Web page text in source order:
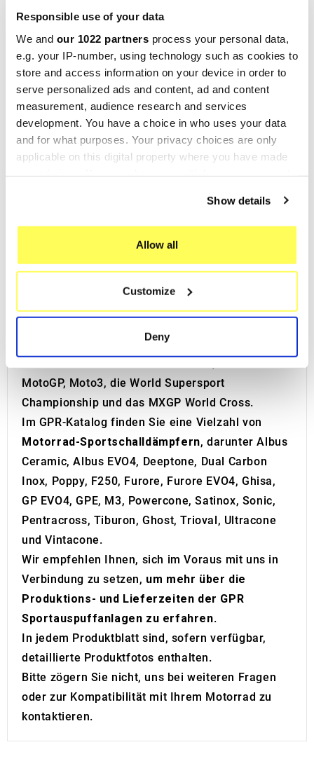
Responsible use of your data
We and our 1022 partners process your personal data,
e.g. your IP-number, using technology such as cookies to
store and access information on your device in order to
serve personalized ads and content, ad and content
measurement, audience research and services
development. You have a choice in who uses your data
and for what purposes. Your privacy choices are only
applicable on this digital property where you have made
If you allow, we would also like to:
which can be accurate to within several meters
Identify your device by actively scanning it for
specific characteristics (fingerprinting)
Find out more about how your personal data is processed
and set your preferences in the
We use cookies to personalise content and ads, to
provide social media features and to analyse our traffic.
our social media, advertising and analytics partners who
may combine it with other information that you’ve
provided to them or that they’ve collected from your use
of their services.
Show details
Allow all
Customize
Deny
2 Jahre Garantie.
Auspuff Schalldämpfer Endschalldämpfer
Sportschalldämpfer
GPR , ein führender Anbieter von Schalldämpfern
und Krümmern für Motorräder, hat seinen Sitz in
Cerro al Lambro, in der Provinz Mailand, Italien.
Die Geschichte dieses italienischen
Investitionen seit den 2000er Jahren konnte es
den Produktionsprozess optimieren, die ISO9001-
Zertifizierung erlangen und seine
Sportauspuffanlagenvollständig aus Titan und
Edelstahl herstellen. Zudem ist GPR auch in der
GPR ist in vielen der bekanntesten
MotoGP, Moto3, die World Supersport
Championship und das MXGP World Cross.
Im GPR-Katalog finden Sie eine Vielzahl von
Motorrad-Sportschalldämpfern, darunter Albus
Ceramic, Albus EVO4, Deeptone, Dual Carbon
Inox, Poppy, F250, Furore, Furore EVO4, Ghisa,
GP EVO4, GPE, M3, Powercone, Satinox, Sonic,
Pentracross, Tiburon, Ghost, Trioval, Ultracone
und Vintacone.
Wir empfehlen Ihnen, sich im Voraus mit uns in
Verbindung zu setzen, um mehr über die
Produktions- und Lieferzeiten der GPR
Sportauspuffanlagen zu erfahren.
In jedem Produktblatt sind, sofern verfügbar,
detaillierte Produktfotos enthalten.
Bitte zögern Sie nicht, uns bei weiteren Fragen
oder zur Kompatibilität mit Ihrem Motorrad zu
kontaktieren.